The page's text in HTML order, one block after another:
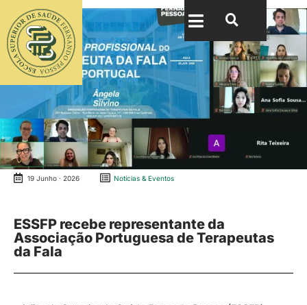
19 Junho · 2026 Notícias & Eventos
ESSFP recebe representante da
Associação Portuguesa de Terapeutas
da Fala